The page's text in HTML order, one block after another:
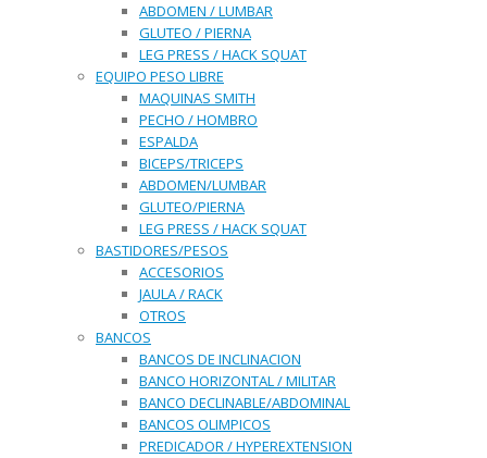
ABDOMEN / LUMBAR
GLUTEO / PIERNA
LEG PRESS / HACK SQUAT
EQUIPO PESO LIBRE
MAQUINAS SMITH
PECHO / HOMBRO
ESPALDA
BICEPS/TRICEPS
ABDOMEN/LUMBAR
GLUTEO/PIERNA
LEG PRESS / HACK SQUAT
BASTIDORES/PESOS
ACCESORIOS
JAULA / RACK
OTROS
BANCOS
BANCOS DE INCLINACION
BANCO HORIZONTAL / MILITAR
BANCO DECLINABLE/ABDOMINAL
BANCOS OLIMPICOS
PREDICADOR / HYPEREXTENSION